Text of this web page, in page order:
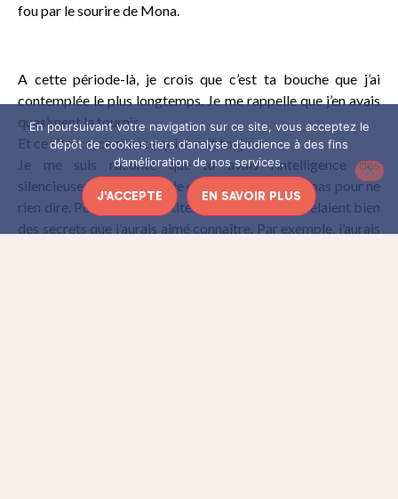
fou par le sourire de Mona.
A cette période-là, je crois que c’est ta bouche que j’ai
contemplée le plus longtemps. Je me rappelle que j’en avais
quasiment le tournis.
Et ce silence, ce silence qui durait toujours…
Je me suis raconté que tu avais l’intelligence des
silencieuses, que tu étais de celles qui ne parlent pas pour ne
rien dire. Pourtant, tes petites lèvres pincées recelaient bien
des secrets que j’aurais aimé connaître. Par exemple, j’aurais
En poursuivant votre navigation sur ce site, vous acceptez le
dépôt de cookies tiers d’analyse d’audience à des fins
d’amélioration de nos services.
J'ACCEPTE EN SAVOIR PLUS